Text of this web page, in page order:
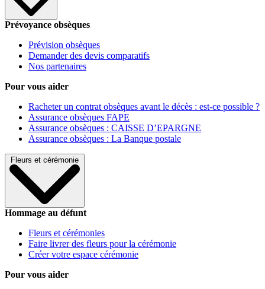
Prévoyance obsèques
Prévision obsèques
Demander des devis comparatifs
Nos partenaires
Pour vous aider
Racheter un contrat obsèques avant le décès : est-ce possible ?
Assurance obsèques FAPE
Assurance obsèques : CAISSE D’EPARGNE
Assurance obsèques : La Banque postale
Fleurs et cérémonie
Hommage au défunt
Fleurs et cérémonies
Faire livrer des fleurs pour la cérémonie
Créer votre espace cérémonie
Pour vous aider